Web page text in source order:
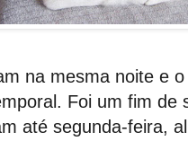
na mesma noite e
Foi um fim de
até segunda-feira,